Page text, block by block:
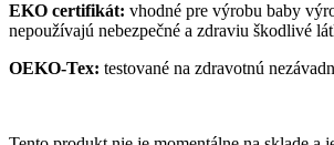
EKO certifikát: vhodné pre výrobu baby
nepoužívajú nebezpečné a zdraviu škodlivé
OEKO-Tex: testované na zdravotnú